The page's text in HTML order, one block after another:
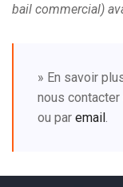
bail commercial)
» En savoir
nous
ou par email